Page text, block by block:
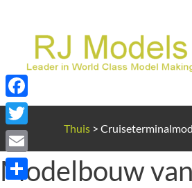
inhoud
Thuis >
Modelbouw
Facebook
Twitter
Email